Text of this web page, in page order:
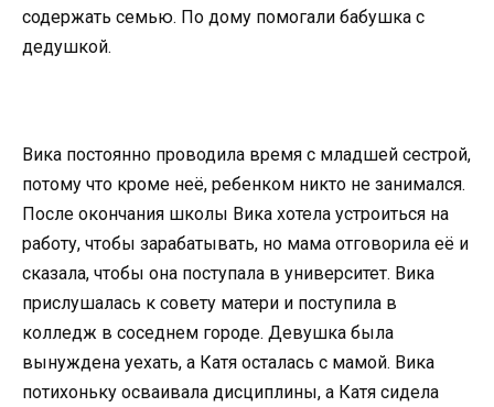
содержать семью. По дому помогали бабушка с
дедушкой.
Вика постоянно проводила время с младшей сестрой,
потому что кроме неё, ребенком никто не занимался.
После окончания школы Вика хотела устроиться на
работу, чтобы зарабатывать, но мама отговорила её и
сказала, чтобы она поступала в университет. Вика
прислушалась к совету матери и поступила в
колледж в соседнем городе. Девушка была
вынуждена уехать, а Катя осталась с мамой. Вика
потихоньку осваивала дисциплины, а Катя сидела